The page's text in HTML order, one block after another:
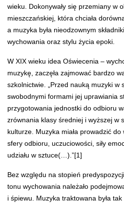
wieku. Dokonywały się przemiany w
mieszczańskiej, która chciała
a muzyka była nieodzownym
wychowania oraz stylu życia epoki.
W XIX wieku idea Oświecenia –
muzykę, zaczęła zajmować bardzo
szkolnictwie. „Przed nauką muzyki w
swobodnymi formami jej uprawiania
przygotowania jednostki do odbioru
zrównania klasy średniej i wyższej w
kulturze. Muzyka miała prowadzić do
sfery odbioru, uczuciowości, siły
udziału w sztuce(…).”[1]
Bez względu na stopień
tonu wychowania należało
i śpiewu. Muzyka traktowana była